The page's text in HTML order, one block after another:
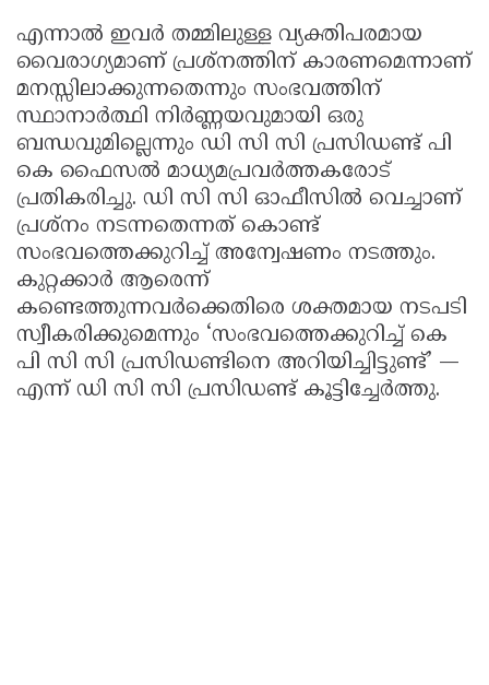
എന്നാൽ ഇവർ തമ്മിലുള്ള വ്യക്തിപരമായ
വൈരാഗ്യമാണ് പ്രശ്നത്തിന് കാരണമെന്നാണ്
മനസ്സിലാക്കുന്നതെന്നും സംഭവത്തിന്
സ്ഥാനാർത്ഥി നിർണ്ണയവുമായി ഒരു
ബന്ധവുമില്ലെന്നും ഡി സി സി പ്രസിഡണ്ട് പി
കെ ഫൈസൽ മാധ്യമപ്രവർത്തകരോട്
പ്രതികരിച്ചു. ഡി സി സി ഓഫീസിൽ വെച്ചാണ്‌
പ്രശ്നം നടന്നതെന്നത് കൊണ്ട്
സംഭവത്തെക്കുറിച്ച് അന്വേഷണം നടത്തും.
കുറ്റക്കാർ ആരെന്ന്
കണ്ടെത്തുന്നവർക്കെതിരെ ശക്തമായ നടപടി
സ്വീകരിക്കുമെന്നും ‘സംഭവത്തെക്കുറിച്ച് കെ
പി സി സി പ്രസിഡണ്ടിനെ അറിയിച്ചിട്ടുണ്ട്’ —
എന്ന് ഡി സി സി പ്രസിഡണ്ട് കൂട്ടിച്ചേർത്തു.